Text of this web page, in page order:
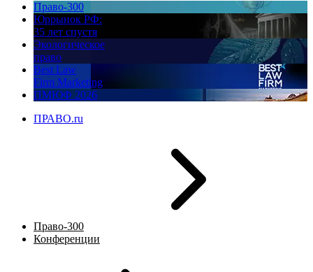
Право-300
Юррынок РФ:
35 лет спустя
Экологическое
право
Best Law
Firm Marketing
ПМЮФ 2026
ПРАВО.ru
Право-300
Конференции